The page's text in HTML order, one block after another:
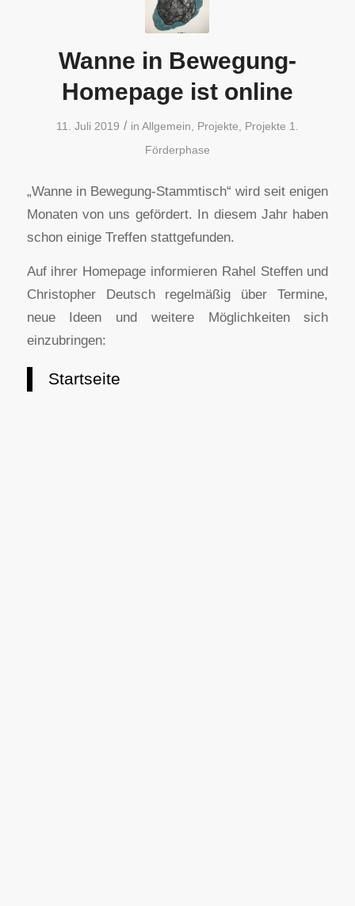
Wanne in Bewegung-
Homepage ist online
11. Juli 2019 / in Allgemein Projekte
Projekte 1.
Förderphase
„Wanne in Bewegung-Stammtisch“ wird seit enigen
Monaten von uns gefördert. In diesem Jahr haben
schon einige Treffen stattgefunden.
Auf ihrer Homepage informieren Rahel Steffen und
Christopher Deutsch regelmäßig über Termine,
neue Ideen und weitere Möglichkeiten sich
einzubringen:
Startseite